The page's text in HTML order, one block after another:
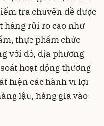
tra chuyên đề được
hàng rủi ro cao như
thực phẩm chức
với đó, địa phương
hoạt động thương
hiện các hành vi lợi
lậu, hàng giả vào